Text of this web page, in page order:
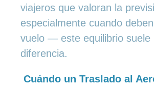
viajeros que valoran la
especialmente cuando
vuelo — este equilibrio suele
diferencia.
Cuándo un Traslado al